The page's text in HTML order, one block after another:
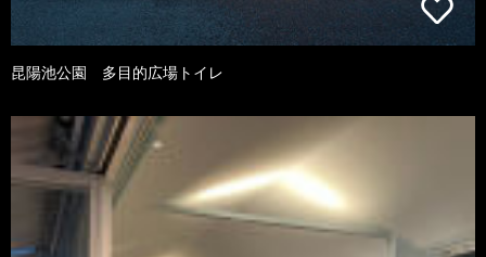
昆陽池公園 多目的広場トイレ